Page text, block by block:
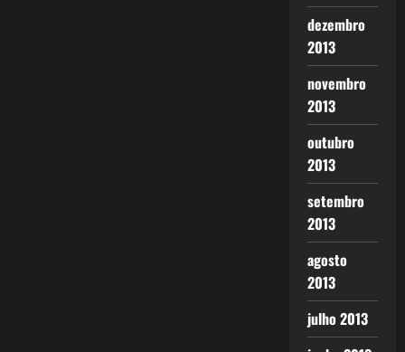
dezembro
2013
novembro
2013
outubro
2013
setembro
2013
agosto
2013
julho 2013